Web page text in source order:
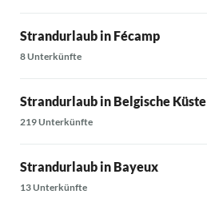
Strandurlaub in Fécamp
8 Unterkünfte
Strandurlaub in Belgische Küste
219 Unterkünfte
Strandurlaub in Bayeux
13 Unterkünfte